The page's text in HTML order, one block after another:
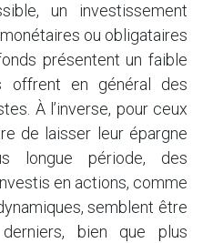
un investissement
ou obligataires
présentent un faible
offrent en général des
À l’inverse, pour ceux
de laisser leur épargne
longue période, des
en actions, comme
semblent être
bien que plus